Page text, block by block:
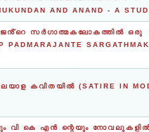
AND ANAND - A
സർഗാത്മകലോകത്തിൽ ഒരു
PADMARAJANTE
കവിതയില്‍ (SATIRE IN
വി കെ എന്‍ ന്റെയും